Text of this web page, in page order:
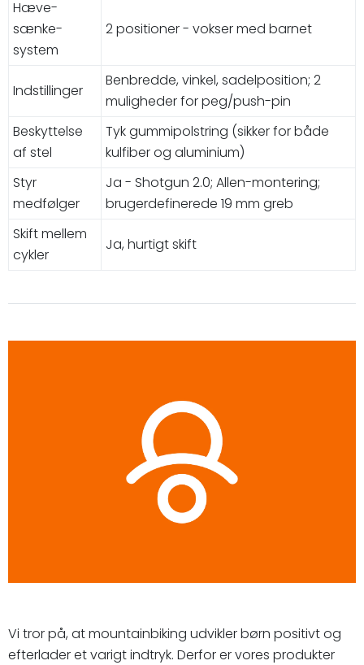
Hæve-
sænke-
system
2 positioner - vokser med barnet
Indstillinger
Benbredde, vinkel, sadelposition; 2
muligheder for peg/push-pin
Beskyttelse
af stel
Tyk gummipolstring (sikker for både
kulfiber og aluminium)
Styr
medfølger
Ja - Shotgun 2.0; Allen-montering;
brugerdefinerede 19 mm greb
Skift mellem
cykler
Ja, hurtigt skift
Vi tror på, at mountainbiking udvikler børn positivt og
efterlader et varigt indtryk. Derfor er vores produkter